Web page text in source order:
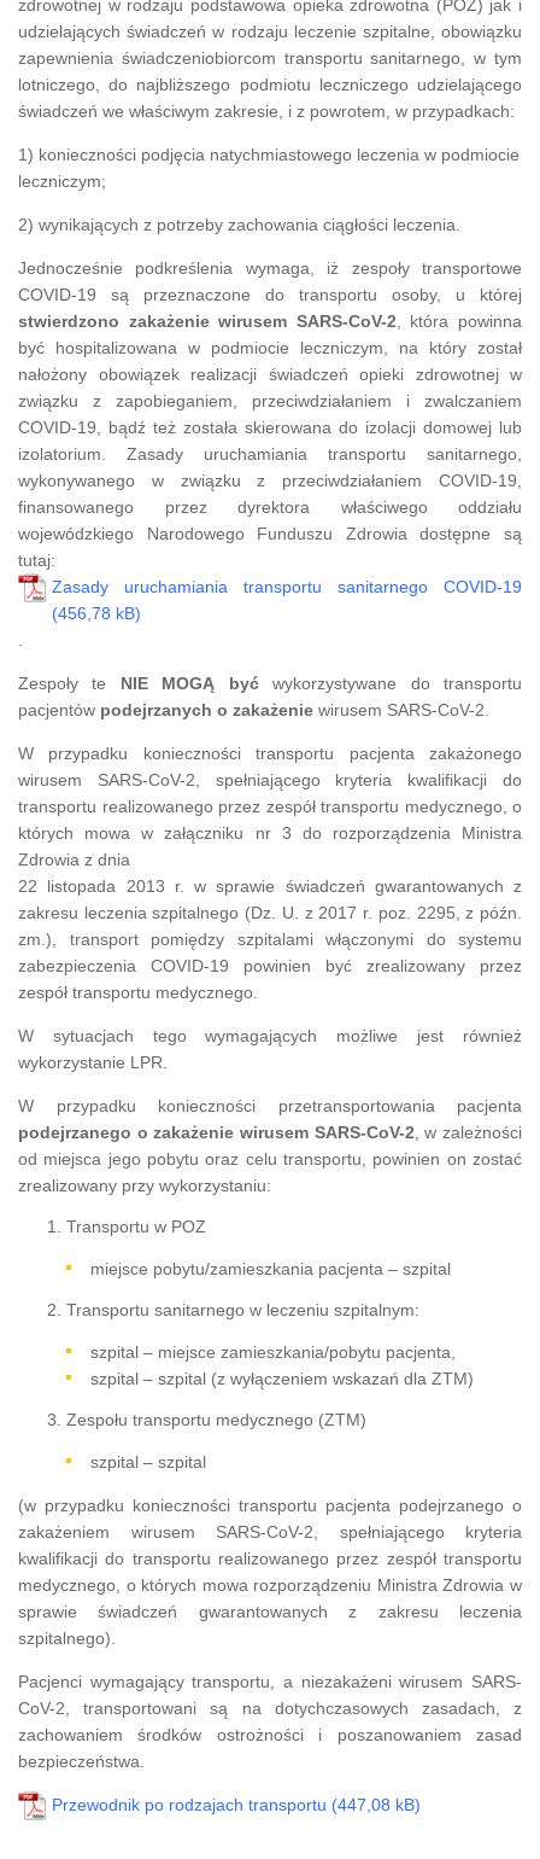
zdrowotnej w rodzaju podstawowa opieka zdrowotna (POZ) jak i
udzielających świadczeń w rodzaju leczenie szpitalne, obowiązku
zapewnienia świadczeniobiorcom transportu sanitarnego, w tym
lotniczego, do najbliższego podmiotu leczniczego udzielającego
świadczeń we właściwym zakresie, i z powrotem, w przypadkach:
1) konieczności podjęcia natychmiastowego leczenia w podmiocie
leczniczym;
2) wynikających z potrzeby zachowania ciągłości leczenia.
Jednocześnie podkreślenia wymaga, iż zespoły transportowe
COVID-19 są przeznaczone do transportu osoby, u której
stwierdzono zakażenie wirusem SARS-CoV-2 , która powinna
być hospitalizowana w podmiocie leczniczym, na który został
nałożony obowiązek realizacji świadczeń opieki zdrowotnej w
związku z zapobieganiem, przeciwdziałaniem i zwalczaniem
COVID-19, bądź też została skierowana do izolacji domowej lub
izolatorium. Zasady uruchamiania transportu sanitarnego,
wykonywanego w związku z przeciwdziałaniem COVID-19,
finansowanego przez dyrektora właściwego oddziału
wojewódzkiego Narodowego Funduszu Zdrowia dostępne są
tutaj:
Zasady uruchamiania transportu sanitarnego COVID-19
Zespoły te NIE MOGĄ byćwykorzystywane do transportu
pacjentów podejrzanych o zakażenie wirusem SARS-CoV-2.
W przypadku konieczności transportu pacjenta zakażonego
wirusem SARS-CoV-2, spełniającego kryteria kwalifikacji do
transportu realizowanego przez zespół transportu medycznego, o
których mowa w załączniku nr 3 do rozporządzenia Ministra
Zdrowia z dnia
22 listopada 2013 r. w sprawie świadczeń gwarantowanych z
zakresu leczenia szpitalnego (Dz. U. z 2017 r. poz. 2295, z późn.
zm.), transport pomiędzy szpitalami włączonymi do systemu
zabezpieczenia COVID-19 powinien być zrealizowany przez
zespół transportu medycznego.
W sytuacjach tego wymagających możliwe jest również
wykorzystanie LPR.
W przypadku konieczności przetransportowania pacjenta
podejrzanego o zakażenie wirusem SARS-CoV-2 , w zależności
od miejsca jego pobytu oraz celu transportu, powinien on zostać
zrealizowany przy wykorzystaniu:
Transportu w POZ
miejsce pobytu/zamieszkania pacjenta – szpital
Transportu sanitarnego w leczeniu szpitalnym:
szpital – miejsce zamieszkania/pobytu pacjenta,
szpital – szpital (z wyłączeniem wskazań dla ZTM)
Zespołu transportu medycznego (ZTM)
szpital – szpital
(w przypadku konieczności transportu pacjenta podejrzanego o
zakażeniem wirusem SARS-CoV-2, spełniającego kryteria
kwalifikacji do transportu realizowanego przez zespół transportu
medycznego, o których mowa rozporządzeniu Ministra Zdrowia w
sprawie świadczeń gwarantowanych z zakresu leczenia
szpitalnego).
Pacjenci wymagający transportu, a niezakażeni wirusem SARS-
CoV-2, transportowani są na dotychczasowych zasadach, z
zachowaniem środków ostrożności i poszanowaniem zasad
bezpieczeństwa.
Przewodnik po rodzajach transportu